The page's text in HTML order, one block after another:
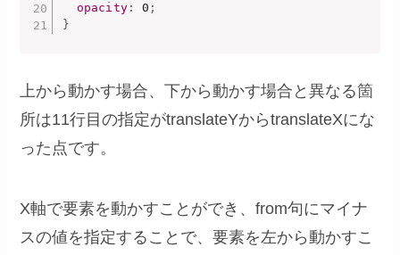
opacity: 0 ;
}
上から動かす場合、下から動かす場合と異なる箇
所は11行目の指定がtranslateYからtranslateXにな
った点です。
X軸で要素を動かすことができ、from句にマイナ
スの値を指定することで、要素を左から動かすこ